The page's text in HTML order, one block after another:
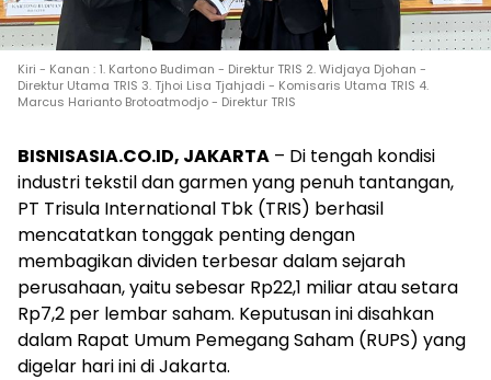
Kiri - Kanan : 1. Kartono Budiman - Direktur TRIS 2. Widjaya Djohan -
Direktur Utama TRIS 3. Tjhoi Lisa Tjahjadi - Komisaris Utama TRIS 4.
Marcus Harianto Brotoatmodjo - Direktur TRIS
BISNISASIA.CO.ID, JAKARTA – Di tengah kondisi
industri tekstil dan garmen yang penuh tantangan,
PT Trisula International Tbk (TRIS) berhasil
mencatatkan tonggak penting dengan
membagikan dividen terbesar dalam sejarah
perusahaan, yaitu sebesar Rp22,1 miliar atau setara
Rp7,2 per lembar saham. Keputusan ini disahkan
dalam Rapat Umum Pemegang Saham (RUPS) yang
digelar hari ini di Jakarta.